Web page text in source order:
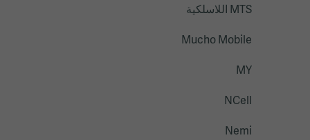
MTS اللاسلكية
Mucho Mobile
MY
NCell
Nemi